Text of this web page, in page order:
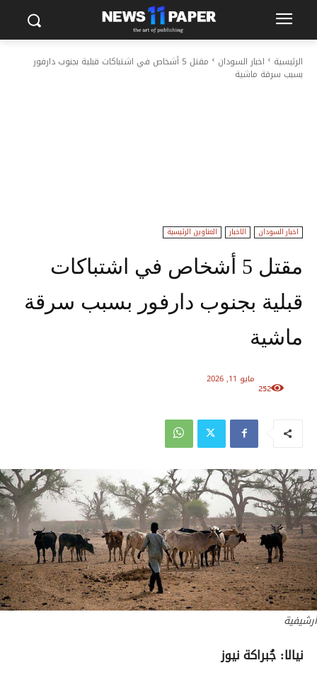
الرئيسية اخبار السودان
مقتل 5 أشخاص في اشتباكات قبلية بجنوب دارفور
بسبب سرقة ماشية
اخبار السودان الاخبار العناوين الرئيسية
مقتل 5 أشخاص في اشتباكات
قبلية بجنوب دارفور بسبب سرقة
ماشية
مايو 11, 2026
252
أرشيفية
نيالا: جُبراكة نيوز